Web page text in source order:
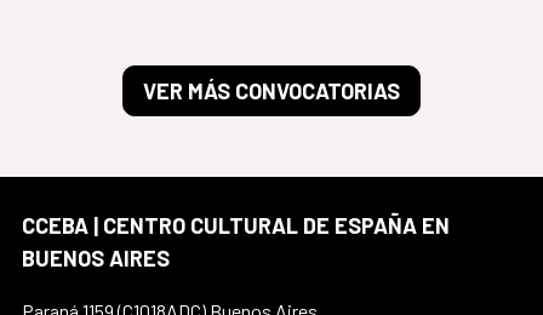
VER MÁS CONVOCATORIAS
CCEBA | CENTRO CULTURAL DE ESPAÑA EN
BUENOS AIRES